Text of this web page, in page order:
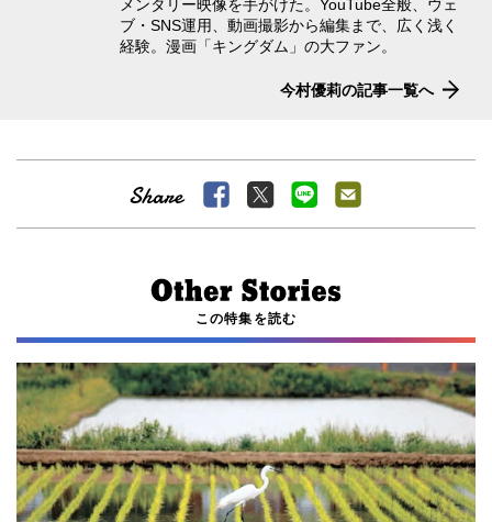
メンタリー映像を手がけた。YouTube全般、ウェ
ブ・SNS運用、動画撮影から編集まで、広く浅く
経験。漫画「キングダム」の大ファン。
今村優莉の記事一覧へ
この特集を読む